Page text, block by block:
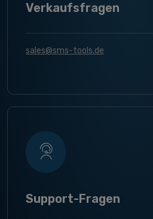
Verkaufsfragen
sales@sms-tools.de
Support-Fragen